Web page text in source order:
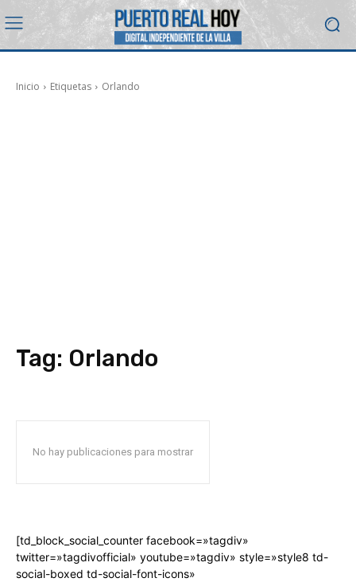
Inicio Etiquetas Orlando
Tag: Orlando
No hay publicaciones para mostrar
[td_block_social_counter facebook=»tagdiv»
twitter=»tagdivofficial» youtube=»tagdiv» style=»style8 td-
social-boxed td-social-font-icons»